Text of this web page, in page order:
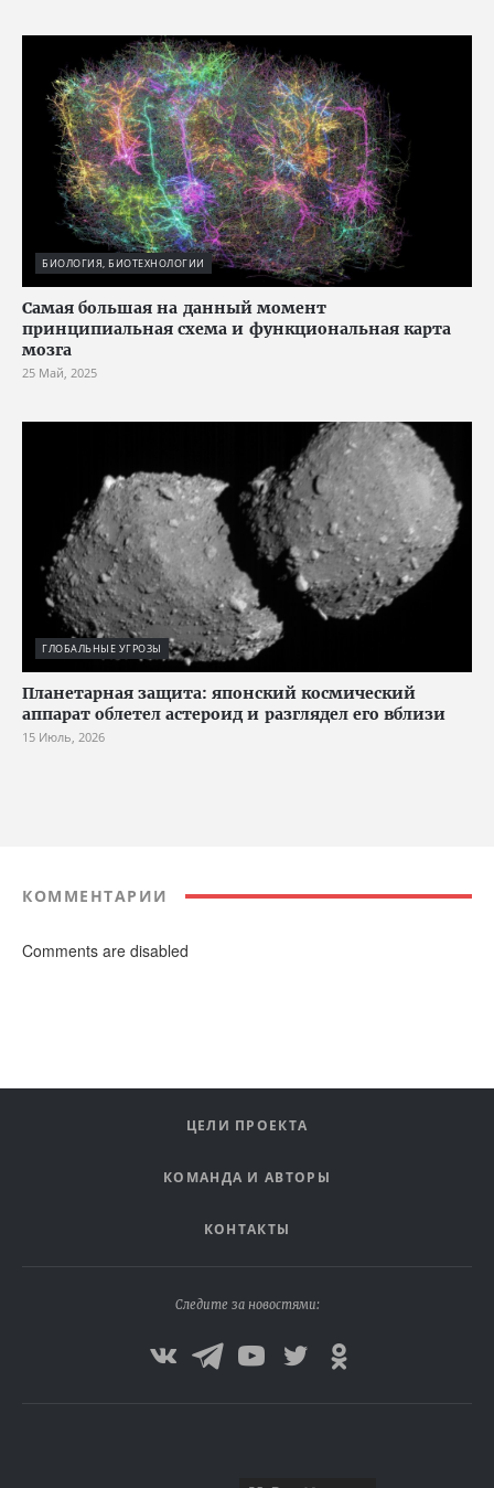
БИОЛОГИЯ, БИОТЕХНОЛОГИИ
Cамая большая на данный момент
принципиальная схема и функциональная карта
мозга
25 Май, 2025
ГЛОБАЛЬНЫЕ УГРОЗЫ
Планетарная защита: японский космический
аппарат облетел астероид и разглядел его вблизи
15 Июль, 2026
КОММЕНТАРИИ
Comments are disabled
ЦЕЛИ ПРОЕКТА
КОМАНДА И АВТОРЫ
КОНТАКТЫ
Следите за новостями: